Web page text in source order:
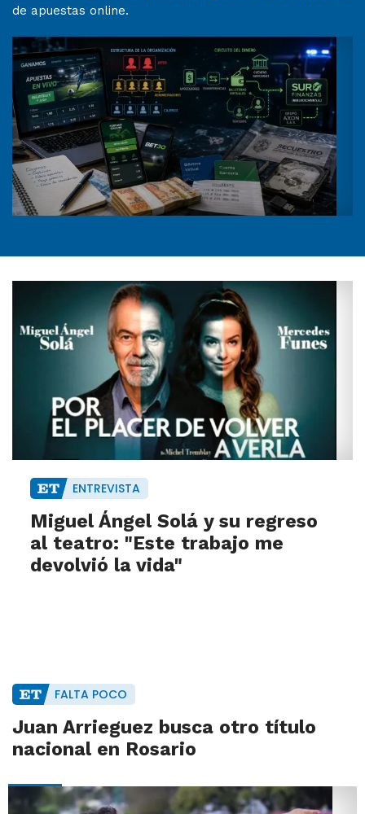
de apuestas online.
ENTREVISTA
Miguel Ángel Solá y su regreso
al teatro: "Este trabajo me
devolvió la vida"
FALTA POCO
Juan Arrieguez busca otro título
nacional en Rosario